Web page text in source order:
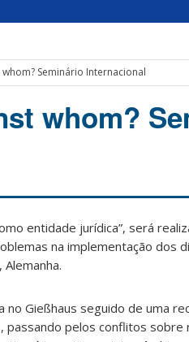
Seminário Internacional
whom?
entidade jurídica”, será
na implementação dos
no Gießhaus seguido de uma
pelos conflitos sobre